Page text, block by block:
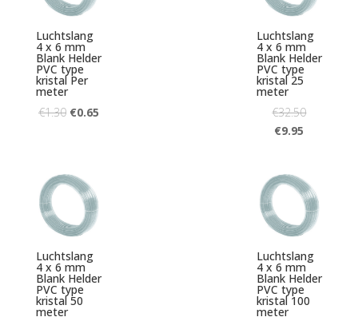
Luchtslang
4 x 6 mm
Blank Helder
PVC type
kristal Per
meter
€1.30 €0.65
Luchtslang
4 x 6 mm
Blank Helder
PVC type
kristal 25
meter
€32.50
€9.95
Luchtslang
4 x 6 mm
Blank Helder
PVC type
kristal 50
meter
Luchtslang
4 x 6 mm
Blank Helder
PVC type
kristal 100
meter